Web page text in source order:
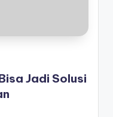
Jadi Solusi